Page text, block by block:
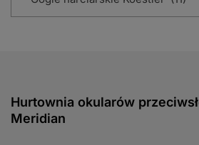
Hurtownia okularów
Meridian